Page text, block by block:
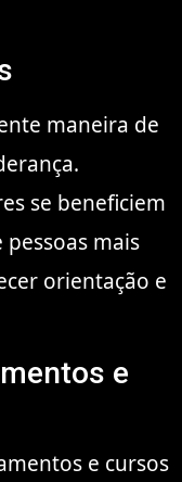
maneira de
se beneficiem
mais
orientação e
e
e cursos